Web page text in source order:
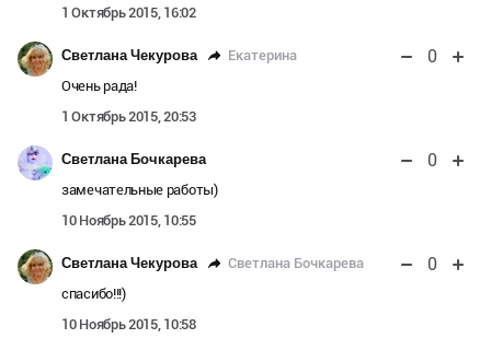
1 Октябрь 2015, 16:02
Светлана Чекурова Екатерина 0
Очень рада!
1 Октябрь 2015, 20:53
Светлана Бочкарева 0
замечательные работы)
10 Ноябрь 2015, 10:55
Светлана Чекурова Светлана Бочкарева 0
спасибо!!!)
10 Ноябрь 2015, 10:58